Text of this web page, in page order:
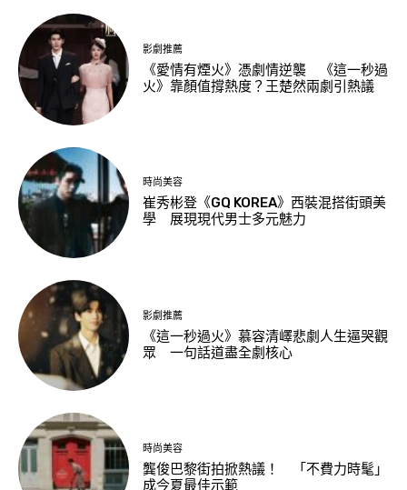
影劇推薦
《愛情有煙火》憑劇情逆襲 《這一秒過
火》靠顏值撐熱度？王楚然兩劇引熱議
時尚美容
崔秀彬登《GQ KOREA》西裝混搭街頭美
學 展現現代男士多元魅力
影劇推薦
《這一秒過火》慕容清嶧悲劇人生逼哭觀
眾 一句話道盡全劇核心
時尚美容
龔俊巴黎街拍掀熱議！ 「不費力時髦」
成今夏最佳示範